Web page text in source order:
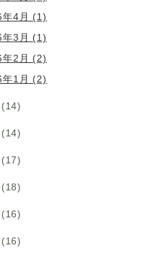
年4月 (1)
年3月 (1)
年2月 (2)
年1月 (2)